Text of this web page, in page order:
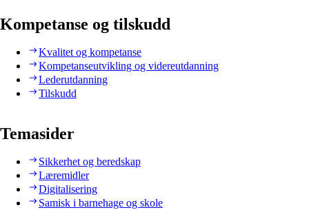
Kompetanse og tilskudd
Kvalitet og kompetanse
Kompetanseutvikling og videreutdanning
Lederutdanning
Tilskudd
Temasider
Sikkerhet og beredskap
Læremidler
Digitalisering
Samisk i barnehage og skole